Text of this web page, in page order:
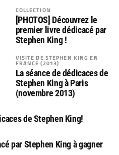
COLLECTION
[PHOTOS] Découvrez le
premier livre dédicacé par
Stephen King !
VISITE DE STEPHEN KING EN
FRANCE (2013)
La séance de dédicaces de
Stephen King à Paris
(novembre 2013)
de Stephen King!
par Stephen King à gagner